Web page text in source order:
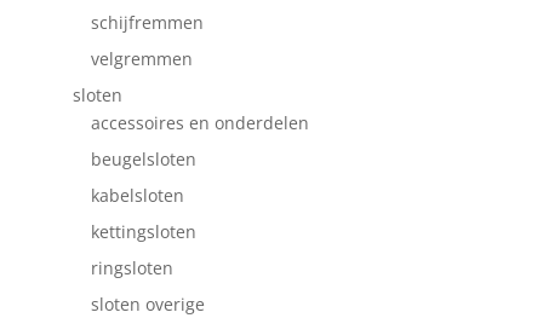
schijfremmen
velgremmen
sloten
accessoires en onderdelen
beugelsloten
kabelsloten
kettingsloten
ringsloten
sloten overige